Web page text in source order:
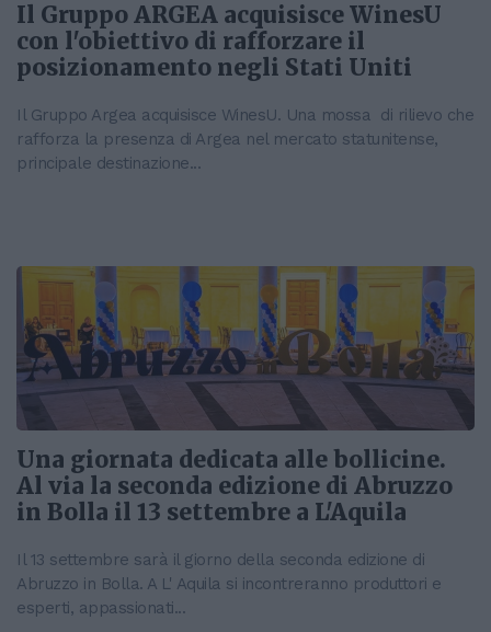
Il Gruppo ARGEA acquisisce WinesU
con l'obiettivo di rafforzare il
posizionamento negli Stati Uniti
Il Gruppo Argea acquisisce WinesU. Una mossa di rilievo che
rafforza la presenza di Argea nel mercato statunitense,
principale destinazione...
Una giornata dedicata alle bollicine.
Al via la seconda edizione di Abruzzo
in Bolla il 13 settembre a L'Aquila
Il 13 settembre sarà il giorno della seconda edizione di
Abruzzo in Bolla. A L' Aquila si incontreranno produttori e
esperti, appassionati...